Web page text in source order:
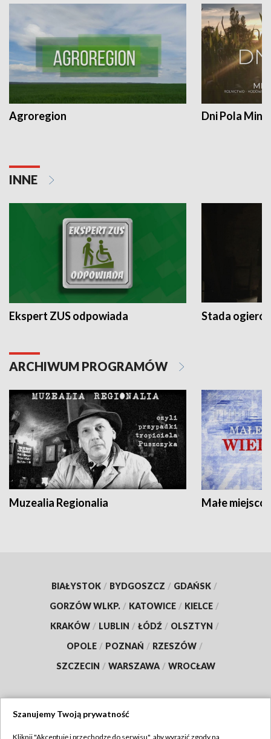
Agroregion Dni Pola
INNE
Ekspert ZUS odpowiada Stada
ARCHIWUM PROGRAMÓW
Muzealia Regionalia Małe
BIAŁYSTOK / BYDGOSZCZ / GDAŃSK /
GORZÓW WLKP. / KATOWICE / KIELCE /
KRAKÓW / LUBLIN / ŁÓDŹ / OLSZTYN /
OPOLE / POZNAŃ / RZESZÓW /
SZCZECIN / WARSZAWA / WROCŁAW
Szanujemy Twoją prywatność
Kliknij "Akceptuję i przechodzę do serwisu", aby wyrazić zgody na